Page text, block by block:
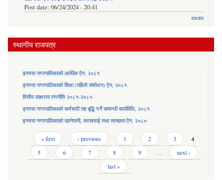
Post date: 06/24/2024 - 20:41
more
स्थानीय राजपत्र
इनरुवा नगरपालिकाको आर्थिक ऐन, २०८१
इनरुवा नगरपालिकाको शिक्षा (पहिलो संशोधन) ऐन, २०८१
वित्तीय साक्षरता रणनीति २०८१-२०८५
इनरुवा नगरपालिकाको कर्मचारी तह बृद्धि गर्ने सम्वन्धी कार्यविधि, २०८१
इनरुवा नगरपालिकाको खानेपानी, सरसफाई तथा स्वच्छता ऐन, २०८०
Pages « first ‹ previous 1 2 3 4
5 6 7 8 9 …
next ›
last »